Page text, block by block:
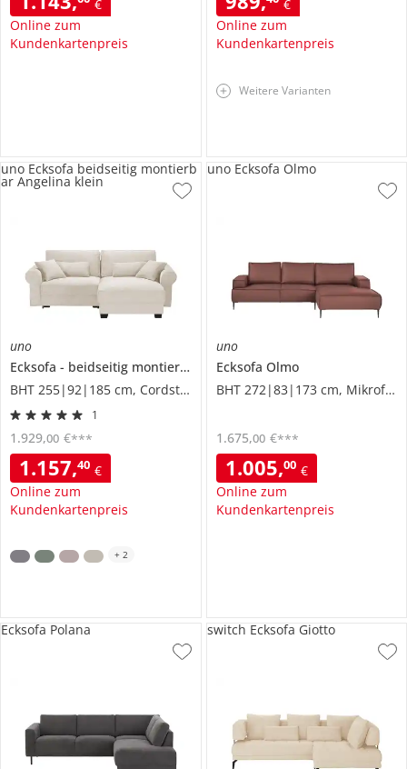
€
Online zum
Kundenkartenpreis
€
Online zum
Kundenkartenpreis
Weitere Varianten
uno
Ecksofa
beidseitig montierbar
Angelina klein
BHT 255|92|185 cm, Cordstoff
1
1.157,40 €
Online zum
Kundenkartenpreis
1.929,00 €***
uno Ecksofa beidseitig montierb
ar Angelina klein
+ 2
uno
Ecksofa Olmo
BHT 272|83|173 cm, Mikrofaser in Leder-Optik
1.005,00 €
Online zum
Kundenkartenpreis
1.675,00 €***
uno Ecksofa Olmo
Ecksofa Polana switch Ecksofa Giotto